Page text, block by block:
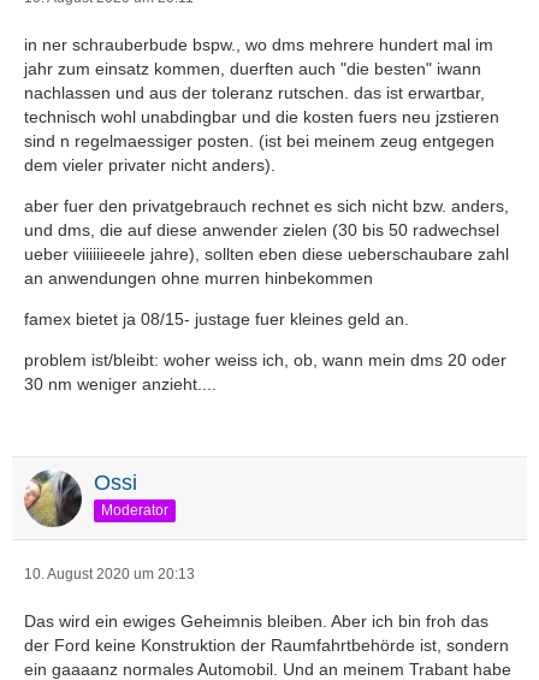
in ner schrauberbude bspw., wo dms mehrere hundert mal im
jahr zum einsatz kommen, duerften auch "die besten" iwann
nachlassen und aus der toleranz rutschen. das ist erwartbar,
technisch wohl unabdingbar und die kosten fuers neu jzstieren
sind n regelmaessiger posten. (ist bei meinem zeug entgegen
dem vieler privater nicht anders).
aber fuer den privatgebrauch rechnet es sich nicht bzw. anders,
und dms, die auf diese anwender zielen (30 bis 50 radwechsel
ueber viiiiiieeele jahre), sollten eben diese ueberschaubare zahl
an anwendungen ohne murren hinbekommen
famex bietet ja 08/15- justage fuer kleines geld an.
problem ist/bleibt: woher weiss ich, ob, wann mein dms 20 oder
30 nm weniger anzieht....
Ossi
Moderator
10. August 2020 um 20:13
Das wird ein ewiges Geheimnis bleiben. Aber ich bin froh das
der Ford keine Konstruktion der Raumfahrtbehörde ist, sondern
ein gaaaanz normales Automobil. Und an meinem Trabant habe